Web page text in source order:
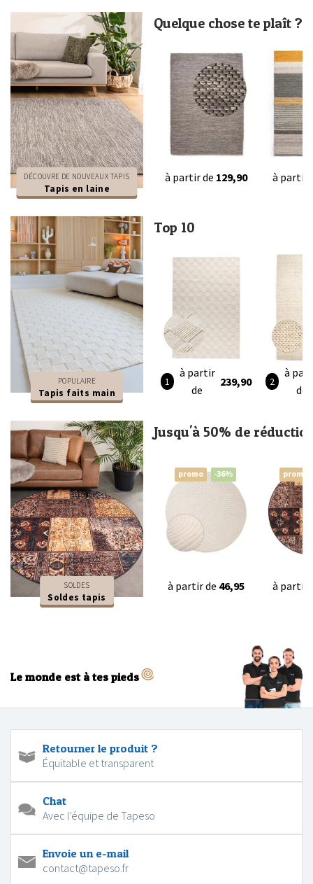
DÉCOUVRE DE NOUVEAUX TAPIS
Tapis en laine
Quelque chose te plaît ?
à partir de 129,90 à partir
POPULAIRE
Tapis faits main
Top 10
à partir
de
239,90
à
de
SOLDES
Soldes tapis
Jusqu'à 50% de
promo -36%
à partir de 46,95
promo
à partir
Le monde est à tes pieds
Retourner le produit ?
Équitable et transparent
Chat
Avec l'équipe de Tapeso
Envoie un e-mail
contact@tapeso.fr